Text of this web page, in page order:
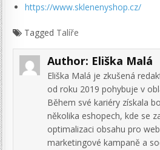
https://www.sklenenyshop.cz/
Tagged Talíře
Author: Eliška Malá
Eliška Malá je zkušená
od roku 2019 pohybuje v
Během své kariéry získala
několika eshopech, kde se
optimalizaci obsahu pro
marketingové kampaně a